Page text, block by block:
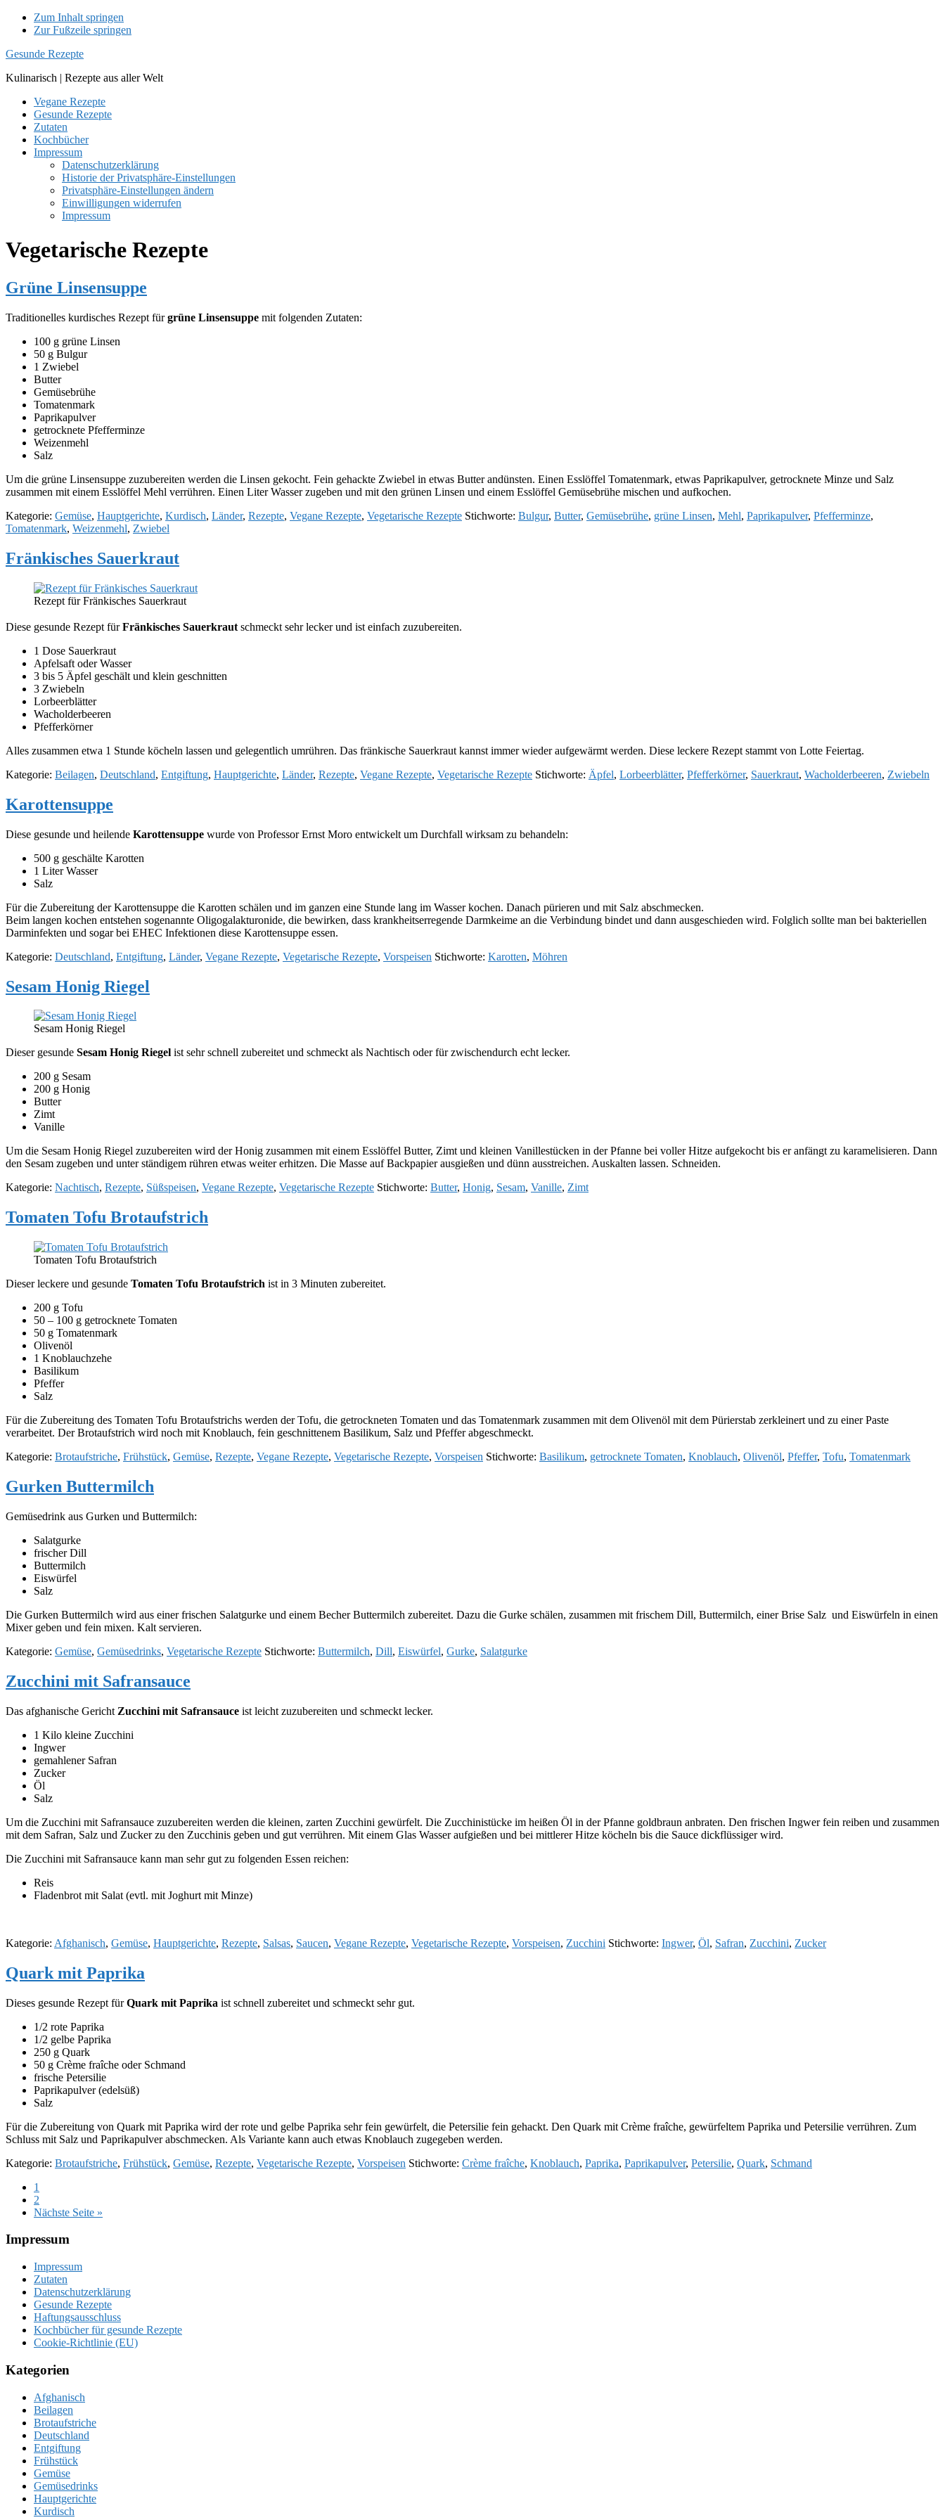
Zum Inhalt springen
Zur Fußzeile springen
Gesunde Rezepte
Kulinarisch | Rezepte aus aller Welt
Vegane Rezepte
Gesunde Rezepte
Zutaten
Kochbücher
Impressum
Datenschutzerklärung
Historie der Privatsphäre-Einstellungen
Privatsphäre-Einstellungen ändern
Einwilligungen widerrufen
Impressum
Vegetarische Rezepte
Grüne Linsensuppe
Traditionelles kurdisches Rezept fürgrüne Linsensuppe mit folgenden Zutaten:
100 g grüne Linsen
50 g Bulgur
1 Zwiebel
Butter
Gemüsebrühe
Tomatenmark
Paprikapulver
getrocknete Pfefferminze
Weizenmehl
Salz
Um die grüne Linsensuppe zuzubereiten werden die Linsen gekocht. Fein gehackte Zwiebel in etwas Butter andünsten. Einen Esslöffel Tomatenmark, etwas Paprikapulver, getrocknete Minze und Salz
zusammen mit einem Esslöffel Mehl verrühren. Einen Liter Wasser zugeben und mit den grünen Linsen und einem Esslöffel Gemüsebrühe mischen und aufkochen.
Kategorie: Gemüse, Hauptgerichte, Kurdisch, Länder, Rezepte, Vegane Rezepte, Vegetarische Rezepte Stichworte: Bulgur, Butter, Gemüsebrühe, grüne Linsen, Mehl, Paprikapulver, Pfefferminze,
Tomatenmark, Weizenmehl, Zwiebel
Fränkisches Sauerkraut
Rezept für Fränkisches Sauerkraut
Diese gesunde Rezept fürFränkisches Sauerkraut schmeckt sehr lecker und ist einfach zuzubereiten.
1 Dose Sauerkraut
Apfelsaft oder Wasser
3 bis 5 Äpfel geschält und klein geschnitten
3 Zwiebeln
Lorbeerblätter
Wacholderbeeren
Pfefferkörner
Alles zusammen etwa 1 Stunde köcheln lassen und gelegentlich umrühren. Das fränkische Sauerkraut kannst immer wieder aufgewärmt werden. Diese leckere Rezept stammt von Lotte Feiertag.
Kategorie: Beilagen, Deutschland, Entgiftung, Hauptgerichte, Länder, Rezepte, Vegane Rezepte, Vegetarische Rezepte Stichworte: Äpfel, Lorbeerblätter, Pfefferkörner, Sauerkraut, Wacholderbeeren, Zwiebeln
Karottensuppe
Diese gesunde und heilende Karottensuppe wurde von Professor Ernst Moro entwickelt um Durchfall wirksam zu behandeln:
500 g geschälte Karotten
1 Liter Wasser
Salz
Für die Zubereitung der Karottensuppe die Karotten schälen und im ganzen eine Stunde lang im Wasser kochen. Danach pürieren und mit Salz abschmecken.
Beim langen kochen entstehen sogenannte Oligogalakturonide, die bewirken, dass krankheitserregende Darmkeime an die Verbindung bindet und dann ausgeschieden wird. Folglich sollte man bei bakteriellen
Darminfekten und sogar bei EHEC Infektionen diese Karottensuppe essen.
Kategorie: Deutschland, Entgiftung, Länder, Vegane Rezepte, Vegetarische Rezepte, Vorspeisen Stichworte: Karotten, Möhren
Sesam Honig Riegel
Sesam Honig Riegel
Dieser gesunde Sesam Honig Riegel ist sehr schnell zubereitet und schmeckt als Nachtisch oder für zwischendurch echt lecker.
200 g Sesam
200 g Honig
Butter
Zimt
Vanille
Um die Sesam Honig Riegel zuzubereiten wird der Honig zusammen mit einem Esslöffel Butter, Zimt und kleinen Vanillestücken in der Pfanne bei voller Hitze aufgekocht bis er anfängt zu karamelisieren. Dann
den Sesam zugeben und unter ständigem rühren etwas weiter erhitzen. Die Masse auf Backpapier ausgießen und dünn ausstreichen. Auskalten lassen. Schneiden.
Kategorie: Nachtisch, Rezepte, Süßspeisen, Vegane Rezepte, Vegetarische Rezepte Stichworte: Butter, Honig, Sesam, Vanille, Zimt
Tomaten Tofu Brotaufstrich
Tomaten Tofu Brotaufstrich
Dieser leckere und gesunde Tomaten Tofu Brotaufstrich ist in 3 Minuten zubereitet.
200 g Tofu
50 – 100 g getrocknete Tomaten
50 g Tomatenmark
Olivenöl
1 Knoblauchzehe
Basilikum
Pfeffer
Salz
Für die Zubereitung des Tomaten Tofu Brotaufstrichs werden der Tofu, die getrockneten Tomaten und das Tomatenmark zusammen mit dem Olivenöl mit dem Pürierstab zerkleinert und zu einer Paste
verarbeitet. Der Brotaufstrich wird noch mit Knoblauch, fein geschnittenem Basilikum, Salz und Pfeffer abgeschmeckt.
Kategorie: Brotaufstriche, Frühstück, Gemüse, Rezepte, Vegane Rezepte, Vegetarische Rezepte, Vorspeisen Stichworte: Basilikum, getrocknete Tomaten, Knoblauch, Olivenöl, Pfeffer, Tofu, Tomatenmark
Gurken Buttermilch
Gemüsedrink aus Gurken und Buttermilch:
Salatgurke
frischer Dill
Buttermilch
Eiswürfel
Salz
Die Gurken Buttermilch wird aus einer frischen Salatgurke und einem Becher Buttermilch zubereitet. Dazu die Gurke schälen, zusammen mit frischem Dill, Buttermilch, einer Brise Salz und Eiswürfeln in einen
Mixer geben und fein mixen. Kalt servieren.
Kategorie: Gemüse, Gemüsedrinks, Vegetarische Rezepte Stichworte: Buttermilch, Dill, Eiswürfel, Gurke, Salatgurke
Zucchini mit Safransauce
Das afghanische Gericht Zucchini mit Safransauce ist leicht zuzubereiten und schmeckt lecker.
1 Kilo kleine Zucchini
Ingwer
gemahlener Safran
Zucker
Öl
Salz
Um die Zucchini mit Safransauce zuzubereiten werden die kleinen, zarten Zucchini gewürfelt. Die Zucchinistücke im heißen Öl in der Pfanne goldbraun anbraten. Den frischen Ingwer fein reiben und zusammen
mit dem Safran, Salz und Zucker zu den Zucchinis geben und gut verrühren. Mit einem Glas Wasser aufgießen und bei mittlerer Hitze köcheln bis die Sauce dickflüssiger wird.
Die Zucchini mit Safransauce kann man sehr gut zu folgenden Essen reichen:
Reis
Fladenbrot mit Salat (evtl. mit Joghurt mit Minze)
Kategorie: Afghanisch, Gemüse, Hauptgerichte, Rezepte, Salsas, Saucen, Vegane Rezepte, Vegetarische Rezepte, Vorspeisen, Zucchini Stichworte: Ingwer, Öl, Safran, Zucchini, Zucker
Quark mit Paprika
Dieses gesunde Rezept fürQuark mit Paprika ist schnell zubereitet und schmeckt sehr gut.
1/2 rote Paprika
1/2 gelbe Paprika
250 g Quark
50 g Crème fraîche oder Schmand
frische Petersilie
Paprikapulver (edelsüß)
Salz
Für die Zubereitung von Quark mit Paprika wird der rote und gelbe Paprika sehr fein gewürfelt, die Petersilie fein gehackt. Den Quark mit Crème fraîche, gewürfeltem Paprika und Petersilie verrühren. Zum
Schluss mit Salz und Paprikapulver abschmecken. Als Variante kann auch etwas Knoblauch zugegeben werden.
Kategorie: Brotaufstriche, Frühstück, Gemüse, Rezepte, Vegetarische Rezepte, Vorspeisen Stichworte: Crème fraîche, Knoblauch, Paprika, Paprikapulver, Petersilie, Quark, Schmand
Seite
1
Seite
2
Nächste Seite aufrufen
»
Footer
Impressum
Impressum
Zutaten
Datenschutzerklärung
Gesunde Rezepte
Haftungsausschluss
Kochbücher für gesunde Rezepte
Cookie-Richtlinie (EU)
Kategorien
Afghanisch
Beilagen
Brotaufstriche
Deutschland
Entgiftung
Frühstück
Gemüse
Gemüsedrinks
Hauptgerichte
Kurdisch